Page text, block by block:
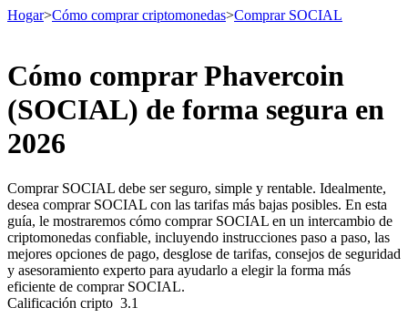
Futuros
Futuros del USDT
Futuros que utilizan USDT como garantía
Hogar>Cómo comprar criptomonedas>Comprar SOCIAL
Cómo comprar Phavercoin
(SOCIAL) de forma segura en
2026
Comprar SOCIAL debe ser seguro, simple y rentable. Idealmente,
desea comprar SOCIAL con las tarifas más bajas posibles. En esta
guía, le mostraremos cómo comprar SOCIAL en un intercambio de
criptomonedas confiable, incluyendo instrucciones paso a paso, las
mejores opciones de pago, desglose de tarifas, consejos de seguridad
y asesoramiento experto para ayudarlo a elegir la forma más
eficiente de comprar SOCIAL.
Calificación cripto 3.1